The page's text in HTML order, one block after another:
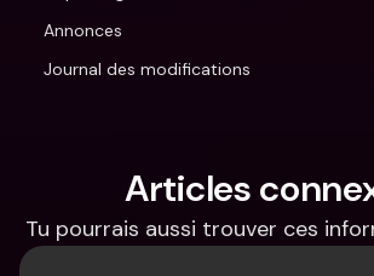
Annonces
Journal des modifications
Articles
Tu pourrais aussi trouver ces